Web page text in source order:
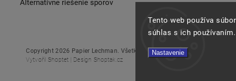
Tento web používa
súhlas s ich
Nastavenie
Alternatívne riešenie sporov
Copyright 2026 Papier Lechman. Všetky práva vyhradené.
Vytvořil Shoptet | Design Shoptak.cz